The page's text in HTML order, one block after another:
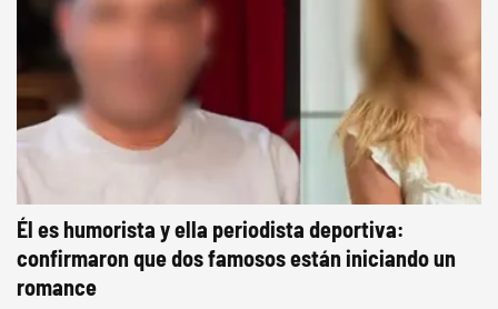
Él es humorista y ella periodista deportiva:
confirmaron que dos famosos están iniciando un
romance